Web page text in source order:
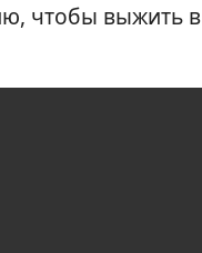
чтобы выжить в